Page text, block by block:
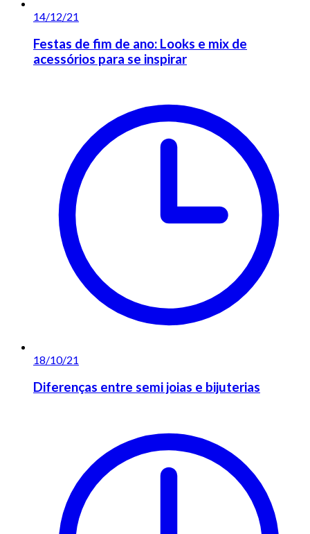
14/12/21
Festas de fim de ano: Looks e mix de
acessórios para se inspirar
18/10/21
Diferenças entre semi joias e bijuterias